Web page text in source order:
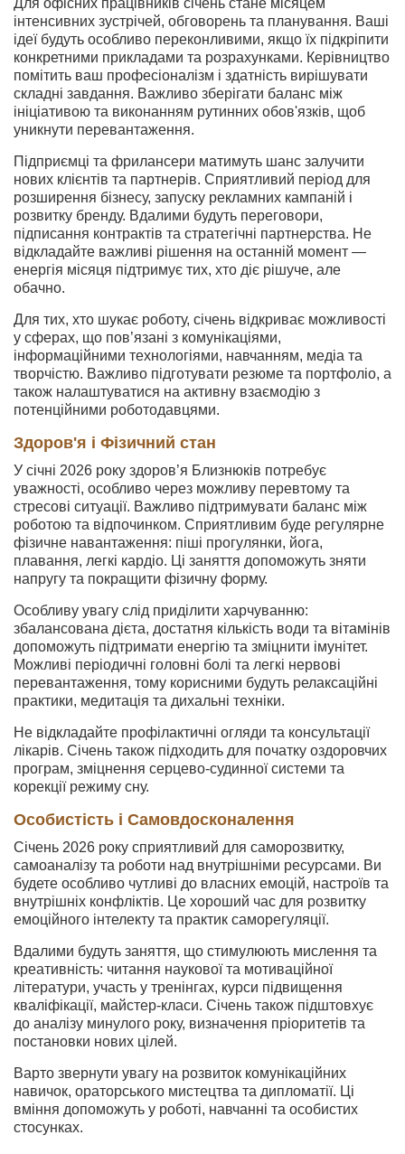
Для офісних працівників січень стане місяцем
інтенсивних зустрічей, обговорень та планування. Ваші
ідеї будуть особливо переконливими, якщо їх підкріпити
конкретними прикладами та розрахунками. Керівництво
помітить ваш професіоналізм і здатність вирішувати
складні завдання. Важливо зберігати баланс між
ініціативою та виконанням рутинних обов'язків, щоб
уникнути перевантаження.
Підприємці та фрилансери матимуть шанс залучити
нових клієнтів та партнерів. Сприятливий період для
розширення бізнесу, запуску рекламних кампаній і
розвитку бренду. Вдалими будуть переговори,
підписання контрактів та стратегічні партнерства. Не
відкладайте важливі рішення на останній момент —
енергія місяця підтримує тих, хто діє рішуче, але
обачно.
Для тих, хто шукає роботу, січень відкриває можливості
у сферах, що пов’язані з комунікаціями,
інформаційними технологіями, навчанням, медіа та
творчістю. Важливо підготувати резюме та портфоліо, а
також налаштуватися на активну взаємодію з
потенційними роботодавцями.
Здоров'я і Фізичний стан
У січні 2026 року здоров’я Близнюків потребує
уважності, особливо через можливу перевтому та
стресові ситуації. Важливо підтримувати баланс між
роботою та відпочинком. Сприятливим буде регулярне
фізичне навантаження: піші прогулянки, йога,
плавання, легкі кардіо. Ці заняття допоможуть зняти
напругу та покращити фізичну форму.
Особливу увагу слід приділити харчуванню:
збалансована дієта, достатня кількість води та вітамінів
допоможуть підтримати енергію та зміцнити імунітет.
Можливі періодичні головні болі та легкі нервові
перевантаження, тому корисними будуть релаксаційні
практики, медитація та дихальні техніки.
Не відкладайте профілактичні огляди та консультації
лікарів. Січень також підходить для початку оздоровчих
програм, зміцнення серцево-судинної системи та
корекції режиму сну.
Особистість і Самовдосконалення
Січень 2026 року сприятливий для саморозвитку,
самоаналізу та роботи над внутрішніми ресурсами. Ви
будете особливо чутливі до власних емоцій, настроїв та
внутрішніх конфліктів. Це хороший час для розвитку
емоційного інтелекту та практик саморегуляції.
Вдалими будуть заняття, що стимулюють мислення та
креативність: читання наукової та мотиваційної
літератури, участь у тренінгах, курси підвищення
кваліфікації, майстер-класи. Січень також підштовхує
до аналізу минулого року, визначення пріоритетів та
постановки нових цілей.
Варто звернути увагу на розвиток комунікаційних
навичок, ораторського мистецтва та дипломатії. Ці
вміння допоможуть у роботі, навчанні та особистих
стосунках.